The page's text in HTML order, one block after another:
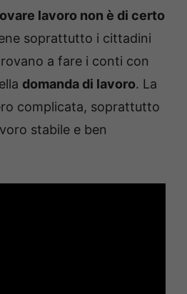
lavoro non è di certo
soprattutto i cittadini
a fare i conti con
domanda di lavoro. La
complicata, soprattutto
stabile e ben